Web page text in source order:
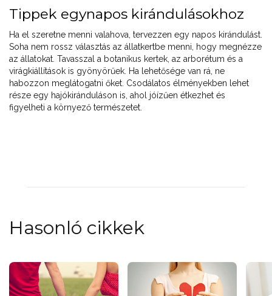
Tippek egynapos kirándulásokhoz
Ha el szeretne menni valahova, tervezzen egy napos kirándulást.
Soha nem rossz választás az állatkertbe menni, hogy megnézze
az állatokat. Tavasszal a botanikus kertek, az arborétum és a
virágkiállítások is gyönyörűek. Ha lehetősége van rá, ne
habozzon meglátogatni őket. Csodálatos élményekben lehet
része egy hajókiránduláson is, ahol jóízűen étkezhet és
figyelheti a környező természetet.
Hasonló cikkek